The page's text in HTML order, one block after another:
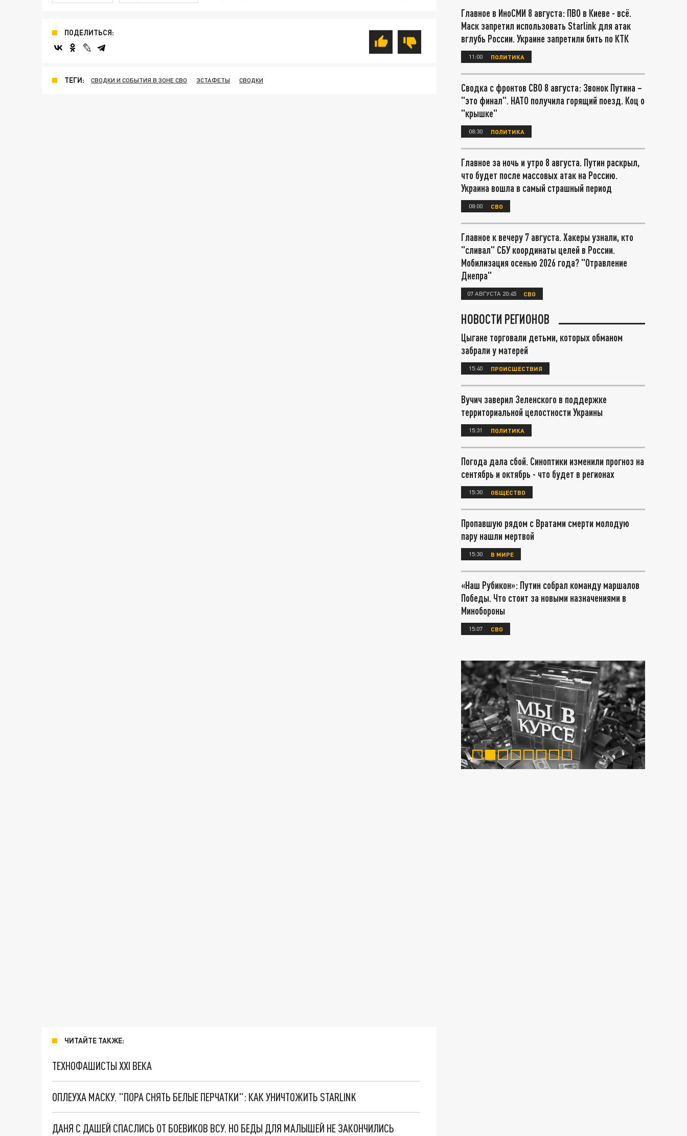
ПОДЕЛИТЬСЯ:
ТЕГИ: СВОДКИ И СОБЫТИЯ В ЗОНЕ СВО ЭСТАФЕТЫ СВОДКИ
ЧИТАЙТЕ ТАКЖЕ:
ТЕХНОФАШИСТЫ XXI ВЕКА
ОПЛЕУХА МАСКУ. "ПОРА СНЯТЬ БЕЛЫЕ ПЕРЧАТКИ": КАК УНИЧТОЖИТЬ STARLINK
ДАНЯ С ДАШЕЙ СПАСЛИСЬ ОТ БОЕВИКОВ ВСУ. НО БЕДЫ ДЛЯ МАЛЫШЕЙ НЕ ЗАКОНЧИЛИСЬ
Главное в ИноСМИ 8 августа: ПВО в Киеве - всё.
Маск запретил использовать Starlink для атак
вглубь России. Украине запретили бить по КТК
11:00 ПОЛИТИКА
Сводка с фронтов СВО 8 августа: Звонок Путина –
"это финал". НАТО получила горящий поезд. Коц о
"крышке"
08:30 ПОЛИТИКА
Главное за ночь и утро 8 августа. Путин раскрыл,
что будет после массовых атак на Россию.
Украина вошла в самый страшный период
08:00 СВО
Главное к вечеру 7 августа. Хакеры узнали, кто
"сливал" СБУ координаты целей в России.
Мобилизация осенью 2026 года? "Отравление
Днепра"
07 АВГУСТА 20:45 СВО
НОВОСТИ РЕГИОНОВ
Цыгане торговали детьми, которых обманом
забрали у матерей
15:40 ПРОИСШЕСТВИЯ
Вучич заверил Зеленского в поддержке
территориальной целостности Украины
15:31 ПОЛИТИКА
Погода дала сбой. Синоптики изменили прогноз на
сентябрь и октябрь - что будет в регионах
15:30 ОБЩЕСТВО
Пропавшую рядом с Вратами смерти молодую
пару нашли мертвой
15:30 В МИРЕ
«Наш Рубикон»: Путин собрал команду маршалов
Победы. Что стоит за новыми назначениями в
Минобороны
15:07 СВО